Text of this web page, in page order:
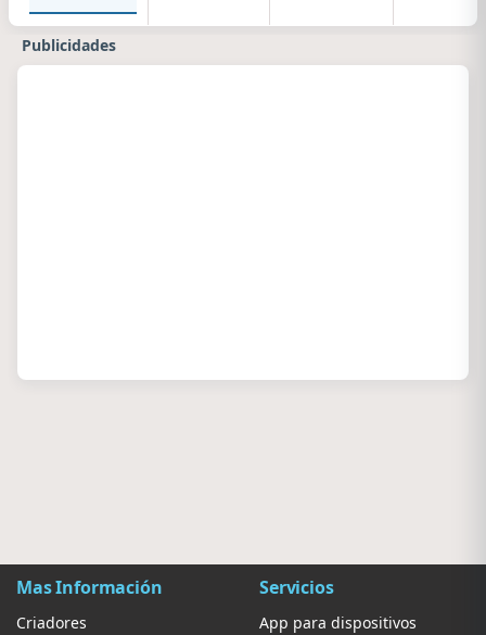
Publicidades
Mas Información
Criadores
Servicios
App para dispositivos